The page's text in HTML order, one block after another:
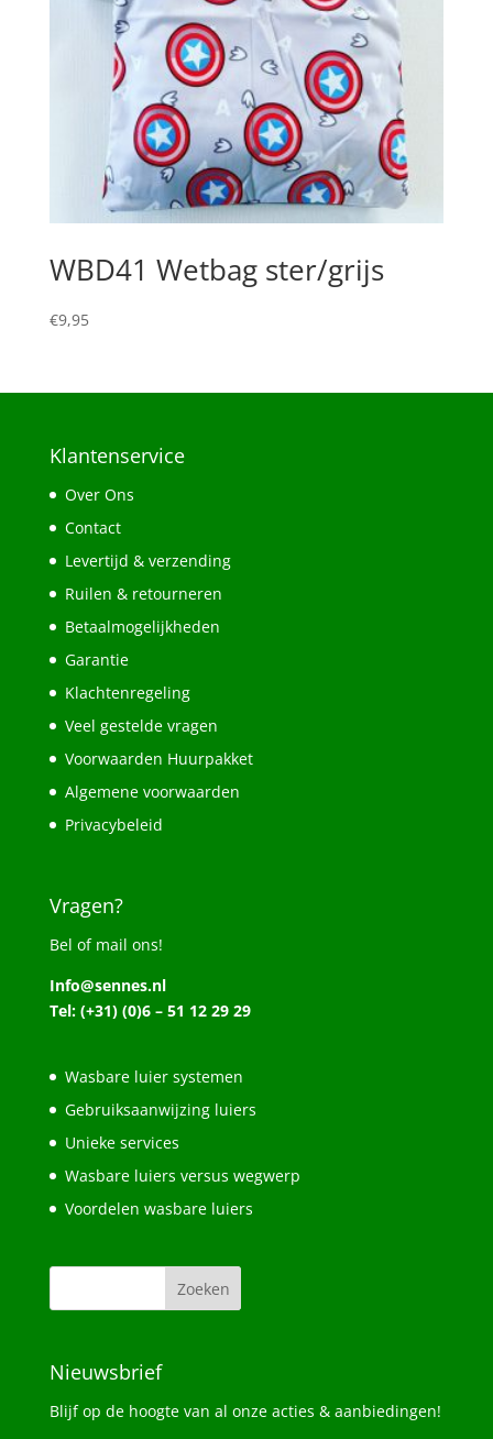
WBD41 Wetbag ster/grijs
€9,95
Klantenservice
Over Ons
Contact
Levertijd & verzending
Ruilen & retourneren
Betaalmogelijkheden
Garantie
Klachtenregeling
Veel gestelde vragen
Voorwaarden Huurpakket
Algemene voorwaarden
Privacybeleid
Vragen?
Bel of mail ons!
Info@sennes.nl
Tel: (+31) (0)6 – 51 12 29 29
Wasbare luier systemen
Gebruiksaanwijzing luiers
Unieke services
Wasbare luiers versus wegwerp
Voordelen wasbare luiers
Nieuwsbrief
Blijf op de hoogte van al onze acties & aanbiedingen!